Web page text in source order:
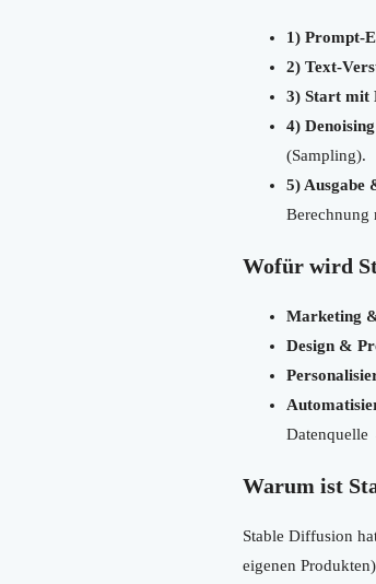
1) Prompt-
2) Text-
3) Start mit
4)
(Sampling).
5) Ausgabe
Berechnung
Wofür wird
Marketing
Design &
Warum ist
Stable Diffusion
eigenen